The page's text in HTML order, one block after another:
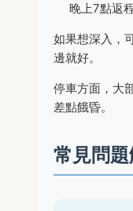
晚上7點返程
如果想深入，
邊就好。
停車方面，大
差點餓昏。
常見問